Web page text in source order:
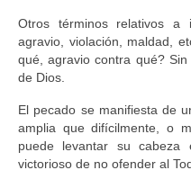
Otros términos relativos a
agravio, violación, maldad,
qué, agravio contra qué?
de Dios.
El pecado se manifiesta de
amplia que difícilmente, o
puede levantar su
victorioso de no ofender al